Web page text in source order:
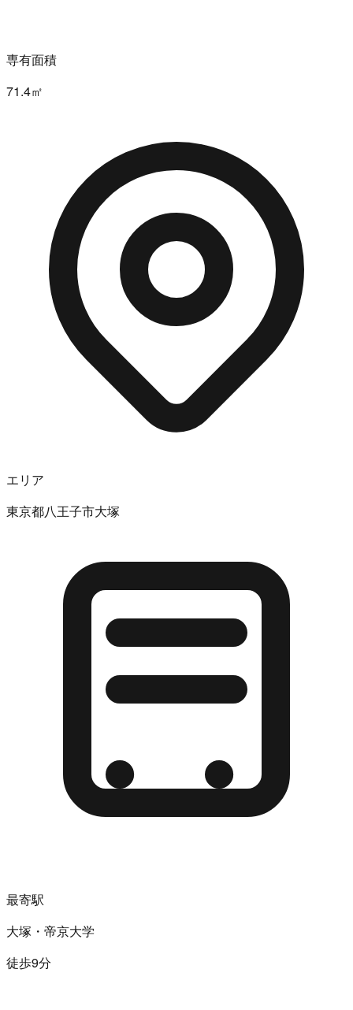
専有面積
71.4㎡
エリア
東京都八王子市大塚
最寄駅
大塚・帝京大学
徒歩9分